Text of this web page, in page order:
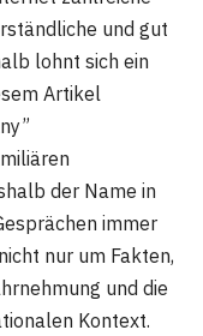
und gut
lohnt sich ein
Artikel
der Name in
immer
nur um Fakten,
und die
Kontext.